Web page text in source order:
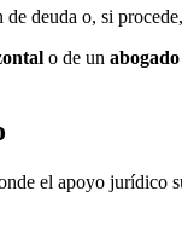
de deuda o, si
o de un
el apoyo